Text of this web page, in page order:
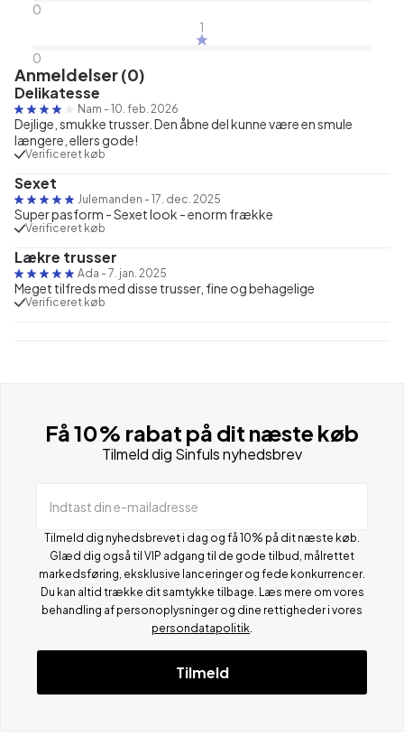
0
1
0
Anmeldelser (0)
Delikatesse
Nam - 10. feb. 2026
Dejlige, smukke trusser. Den åbne del kunne være en smule
længere, ellers gode!
Verificeret køb
Sexet
Julemanden - 17. dec. 2025
Super pasform - Sexet look - enorm frække
Verificeret køb
Lækre trusser
Ada - 7. jan. 2025
Meget tilfreds med disse trusser, fine og behagelige
Verificeret køb
Få 10% rabat på dit næste køb
Tilmeld dig Sinfuls nyhedsbrev
Indtast din e-mailadresse
Tilmeld dig nyhedsbrevet i dag og få 10% på dit næste køb.
Glæd dig også til VIP adgang til de gode tilbud, målrettet
markedsføring, eksklusive lanceringer og fede konkurrencer.
Du kan altid trække dit samtykke tilbage. Læs mere om vores
behandling af personoplysninger og dine rettigheder i vores
persondatapolitik
Tilmeld